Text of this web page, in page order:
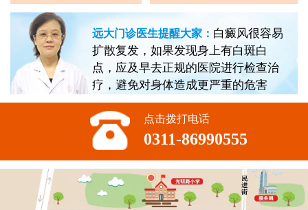
远大门诊医生提醒大家： 白癜风很容易
扩散复发，如果发现身上有白斑白
点，应及早去正规的医院进行检查治
疗，避免对身体造成更严重的危害
点击拨打电话
0311-86990555